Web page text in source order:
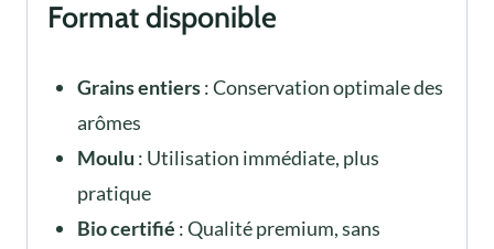
Format disponible
Grains entiers: Conservation optimale des
arômes
Moulu : Utilisation immédiate, plus
pratique
Bio certifié : Qualité premium, sans